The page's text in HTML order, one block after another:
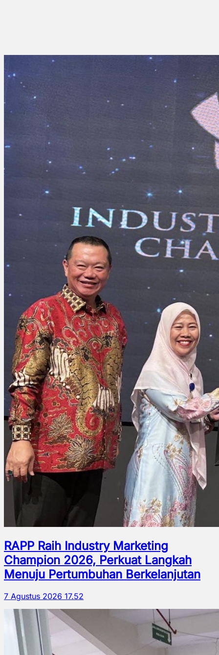
RAPP Raih Industry Marketing
Champion 2026, Perkuat Langkah
Menuju Pertumbuhan Berkelanjutan
7 Agustus 2026 17.52